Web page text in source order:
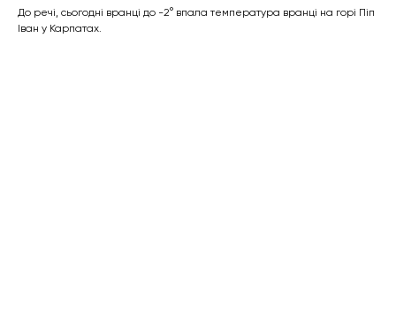
До речі, сьогодні вранці до -2° впала температура вранці на горі Піп
Іван у Карпатах.